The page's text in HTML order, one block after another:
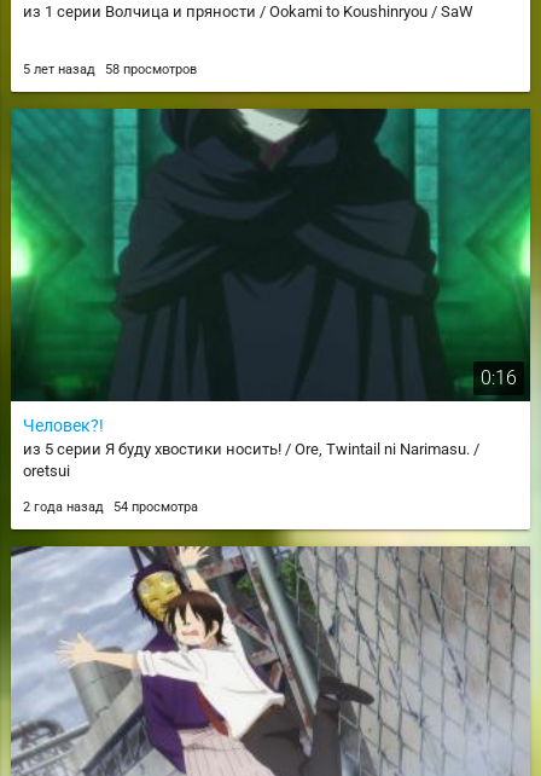
из 1 серии Волчица и пряности / Ookami to Koushinryou / SaW
5 лет назад 58 просмотров
0:16
Человек?!
из 5 серии Я буду хвостики носить! / Ore, Twintail ni Narimasu. /
oretsui
2 года назад 54 просмотра